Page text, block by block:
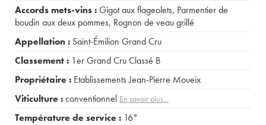
Accords mets-vins :Gigot aux flageolets, Parmentier de
boudin aux deux pommes, Rognon de veau grillé
Appellation : Saint-Émilion Grand Cru
Classement : 1er Grand Cru Classé B
Propriétaire : Etablissements Jean-Pierre Moueix
Viticulture :conventionnel En savoir plus...
Température de service : 16°